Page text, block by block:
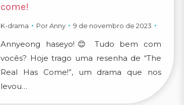
come!
K-drama PorAnny 9 de novembro de 2023
Annyeong haseyo!😊 Tudo bem com
vocês? Hoje trago uma resenha de “The
Real Has Come!”, um drama que nos
levou…